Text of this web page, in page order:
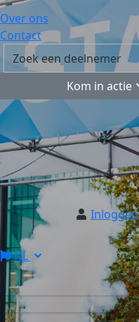
Over ons
Contact
Kom in actie
Inloggen
NL